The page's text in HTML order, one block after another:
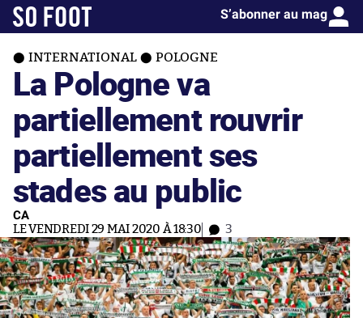
S’abonner au mag
INTERNATIONAL POLOGNE
La Pologne va
partiellement rouvrir
partiellement ses
stades au public
CA
LE VENDREDI 29 MAI 2020 À 18:30 3